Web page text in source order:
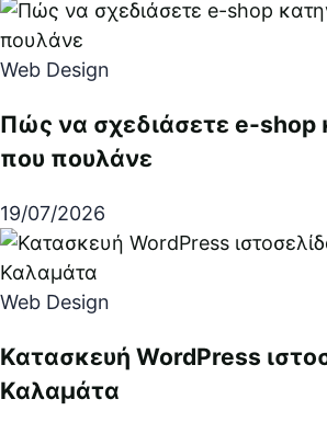
Web Design
Πώς να σχεδιάσετε e-shop
που πουλάνε
19/07/2026
Web Design
Κατασκευή WordPress
Καλαμάτα